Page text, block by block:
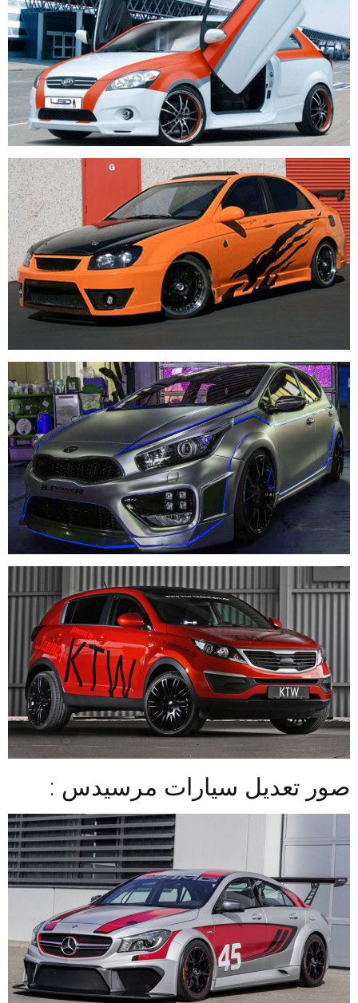
صور تعديل سيارات مرسيدس :